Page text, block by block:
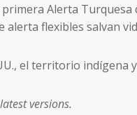
Alerta Turquesa
flexibles salvan
el territorio indígena
versions.